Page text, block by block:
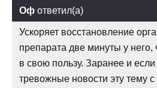
Оф ответил(а)
Ускоряет восстановление
препарата две минуты у него,
в свою пользу. Заранее и
тревожные новости эту тему